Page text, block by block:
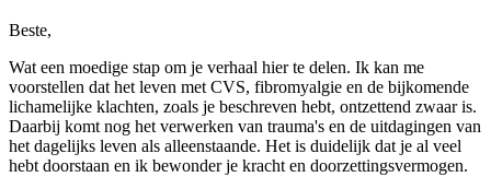
Beste,
Wat een moedige stap om je verhaal hier te delen. Ik kan me
voorstellen dat het leven met CVS, fibromyalgie en de bijkomende
lichamelijke klachten, zoals je beschreven hebt, ontzettend zwaar is.
Daarbij komt nog het verwerken van trauma's en de uitdagingen van
het dagelijks leven als alleenstaande. Het is duidelijk dat je al veel
hebt doorstaan en ik bewonder je kracht en doorzettingsvermogen.